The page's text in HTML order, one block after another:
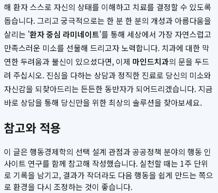
해 환자 스스로 자신의 상태를 이해하고 치료를 결정할 수 있도록
돕습니다. 그리고 궁극적으로는 한 분 한 분의 개성과 아름다움을
살리는 '환자 중심 라미네이트'를 통해 세상에서 가장 자연스럽고
만족스러운 미소를 선물해 드리고자 노력합니다. 치과에 대한 막
연한 두려움과 불신이 있으셨다면, 이제 마인드치과의 문을 두드
려 주십시오. 진심을 다하는 상담과 정직한 진료로 당신의 미소와
자신감을 되찾아드리는 든든한 동반자가 되어드리겠습니다. 지금
바로 상담을 통해 당신만을 위한 최상의 솔루션을 찾아보세요.
참고와 적용
이 글은 행동경제학의 선택 설계 관점과 공공정책 분야의 행동 인
사이트 연구를 함께 참고해 작성했습니다. 실천할 때는 1주 단위
로 기록을 남기고, 결과가 작더라도 다음 행동을 쉽게 만드는 쪽으
로 환경을 다시 조정하는 것이 좋습니다.